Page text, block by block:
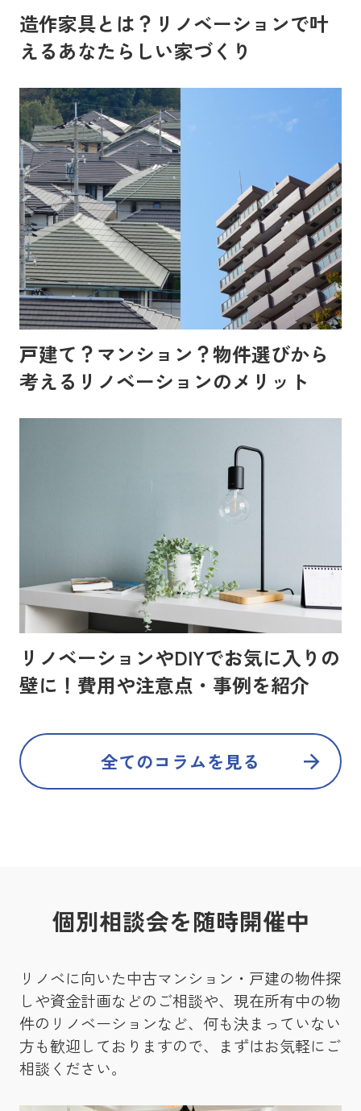
造作家具とは？リノベーションで叶
えるあなたらしい家づくり
戸建て？マンション？物件選びから
考えるリノベーションのメリット
リノベーションやDIYでお気に入りの
壁に！費用や注意点・事例を紹介
全てのコラムを見る
個別相談会を随時開催中
リノベに向いた中古マンション・戸建の物件探
しや資金計画などのご相談や、現在所有中の物
件のリノベーションなど、何も決まっていない
方も歓迎しておりますので、まずはお気軽にご
相談ください。